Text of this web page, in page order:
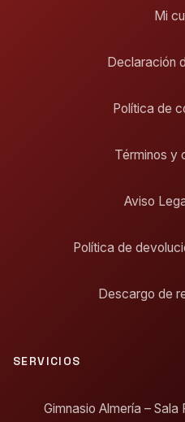
Mi
Declaración
Política de
Términos y
Aviso
Política de
Descargo de
SERVICIOS
Gimnasio Almería –